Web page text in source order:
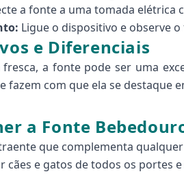
a fonte a uma tomada elétrica
Ligue o dispositivo e observe
e Diferenciais
a fonte pode ser uma
fazem com que ela se destaque
a Fonte
que complementa
cães e gatos de todos os portes e